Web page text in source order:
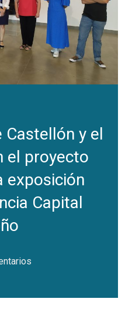
Castellón y el
el proyecto
exposición
Capital